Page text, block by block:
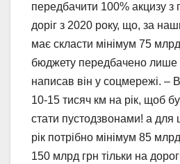
передбачити 100% акцизу
доріг з 2020 року, що, за
має скласти мінімум 75 млрд
бюджету передбачено лише
написав він у соцмережі. –
10-15 тисяч км на рік, щоб
стати пустодзвонами! а для
рік потрібно мінімум 85
150 млрд грн тільки на